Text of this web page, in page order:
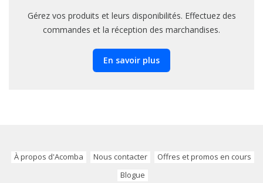
Gérez vos produits et leurs disponibilités. Effectuez des
commandes et la réception des marchandises.
En savoir plus
À propos d'Acomba Nous contacter
Offres et promos en cours
Blogue